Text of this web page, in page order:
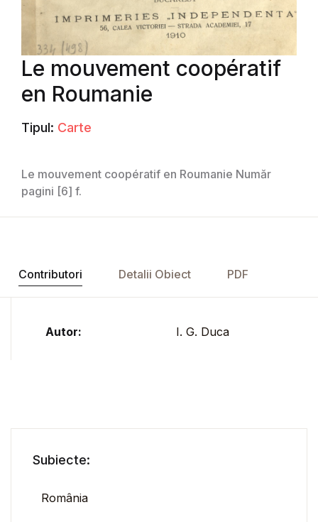
Le mouvement coopératif
en Roumanie
Tipul: Carte
Le mouvement coopératif en Roumanie Număr
pagini [6] f.
Contributori Detalii Obiect PDF
Autor: I. G. Duca
Subiecte:
România